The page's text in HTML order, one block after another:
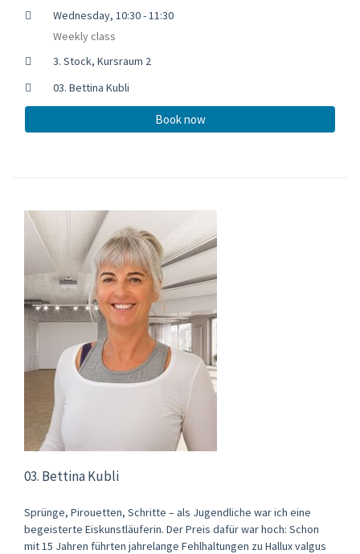
Wednesday, 10:30 - 11:30
Weekly class
3. Stock, Kursraum 2
03. Bettina Kubli
Book now
03. Bettina Kubli
Sprünge, Pirouetten, Schritte – als Jugendliche war ich eine
begeisterte Eiskunstläuferin. Der Preis dafür war hoch: Schon
mit 15 Jahren führten jahrelange Fehlhaltungen zu Hallux valgus